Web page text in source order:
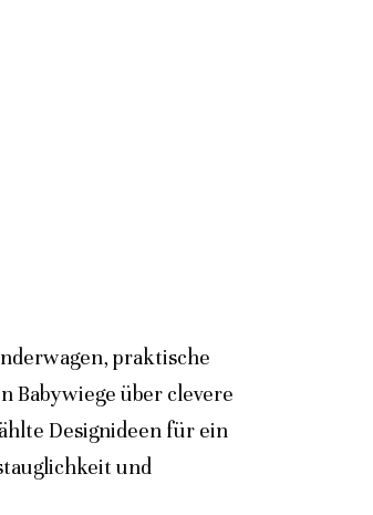
praktische
Babywiege über clevere
Designideen für ein
und